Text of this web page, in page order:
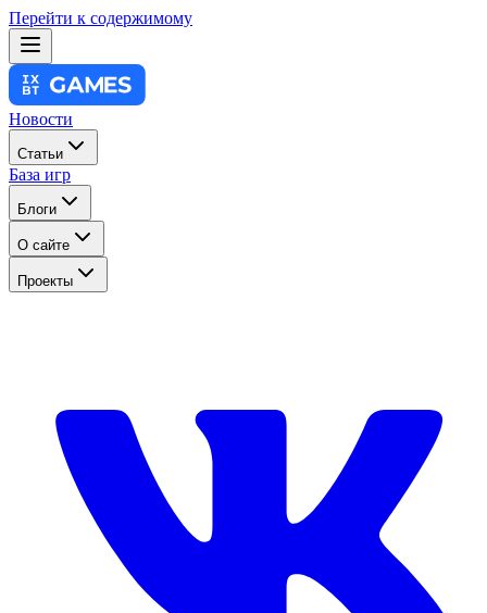
Перейти к содержимому
Новости
Статьи
База игр
Блоги
О сайте
Проекты